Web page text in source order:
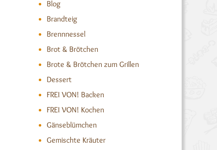
Blog
Brandteig
Brennnessel
Brot & Brötchen
Brote & Brötchen zum Grillen
Dessert
FREI VON! Backen
FREI VON! Kochen
Gänseblümchen
Gemischte Kräuter